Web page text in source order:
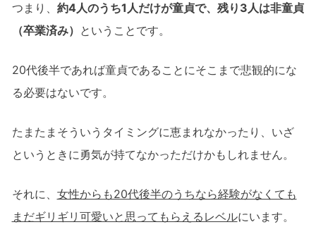
つまり、 約4人のうち1人だけが童貞で、残り3人は非童貞
（卒業済み） ということです。
20代後半であれば童貞であることにそこまで悲観的にな
る必要はないです。
たまたまそういうタイミングに恵まれなかったり、いざ
というときに勇気が持てなかっただけかもしれません。
それに、 女性からも20代後半のうちなら経験がなくても
まだギリギリ可愛いと思ってもらえるレベルにいます。